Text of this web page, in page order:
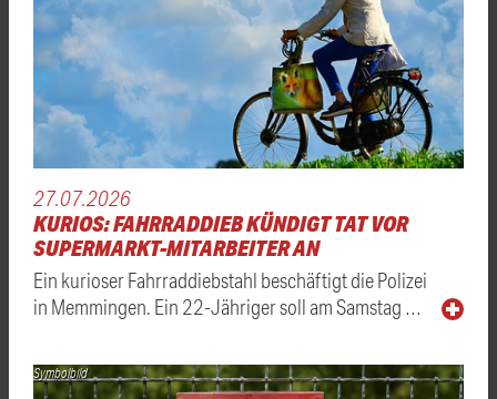
27.07.2026
KURIOS: FAHRRADDIEB KÜNDIGT TAT VOR
SUPERMARKT-MITARBEITER AN
Ein kurioser Fahrraddiebstahl beschäftigt die Polizei
in Memmingen. Ein 22-Jähriger soll am Samstag …
Symbolbild